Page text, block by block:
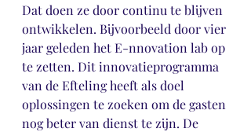
Dat doen ze door continu te blijven
ontwikkelen. Bijvoorbeeld door vier
jaar geleden het E-nnovation lab op
te zetten. Dit innovatieprogramma
van de Efteling heeft als doel
oplossingen te zoeken om de gasten
nog beter van dienst te zijn. De